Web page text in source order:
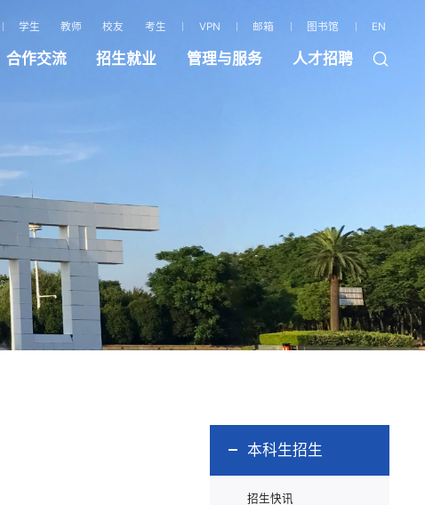
学生 教师 校友 考生 VPN 邮箱 图书馆 EN
合作交流 招生就业 管理与服务 人才招聘
本科生招生
招生快讯